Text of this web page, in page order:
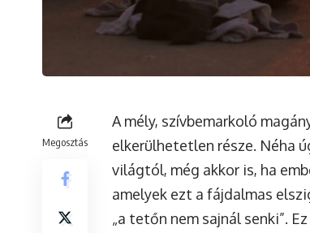
Megosztás
A mély, szívbemarkoló
elkerülhetetlen része. Néha
világtól, még akkor is, ha
amelyek ezt a fájdalmas
„a tetőn nem sajnál senki”.